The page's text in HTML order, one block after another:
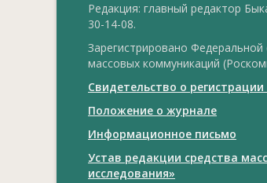
Редакция: главный редактор
30-14-08.
Зарегистрировано
массовых коммуникаций
Свидетельство о
Положение о журнале
Информационное письмо
Устав редакции средства
исследования»